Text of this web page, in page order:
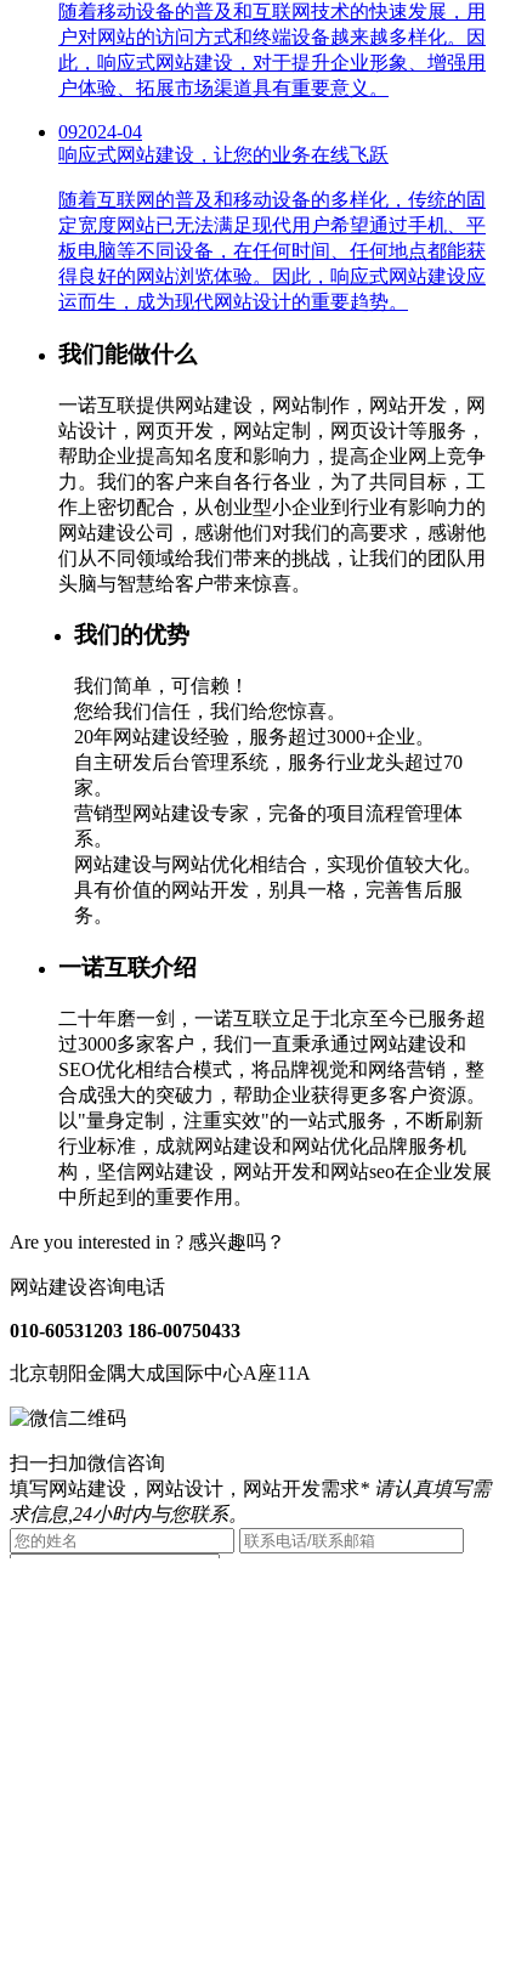
随着移动设备的普及和互联网技术的快速发展，用
户对网站的访问方式和终端设备越来越多样化。因
此，响应式网站建设，对于提升企业形象、增强用
户体验、拓展市场渠道具有重要意义。
092024-04
响应式网站建设，让您的业务在线飞跃
随着互联网的普及和移动设备的多样化，传统的固
定宽度网站已无法满足现代用户希望通过手机、平
板电脑等不同设备，在任何时间、任何地点都能获
得良好的网站浏览体验。因此，响应式网站建设应
运而生，成为现代网站设计的重要趋势。
我们能做什么
一诺互联提供网站建设，网站制作，网站开发，网
站设计，网页开发，网站定制，网页设计等服务，
帮助企业提高知名度和影响力，提高企业网上竞争
力。我们的客户来自各行各业，为了共同目标，工
作上密切配合，从创业型小企业到行业有影响力的
网站建设公司，感谢他们对我们的高要求，感谢他
们从不同领域给我们带来的挑战，让我们的团队用
头脑与智慧给客户带来惊喜。
我们的优势
我们简单，可信赖！
您给我们信任，我们给您惊喜。
20年网站建设经验，服务超过3000+企业。
自主研发后台管理系统，服务行业龙头超过70
家。
营销型网站建设专家，完备的项目流程管理体
系。
网站建设与网站优化相结合，实现价值较大化。
具有价值的网站开发，别具一格，完善售后服
务。
一诺互联介绍
二十年磨一剑，一诺互联立足于北京至今已服务超
过3000多家客户，我们一直秉承通过网站建设和
SEO优化相结合模式，将品牌视觉和网络营销，整
合成强大的突破力，帮助企业获得更多客户资源。
以"量身定制，注重实效"的一站式服务，不断刷新
行业标准，成就网站建设和网站优化品牌服务机
构，坚信网站建设，网站开发和网站seo在企业发展
中所起到的重要作用。
Are you interested in ? 感兴趣吗？
网站建设咨询电话
010-60531203 186-00750433
北京朝阳金隅大成国际中心A座11A
扫一扫加微信咨询
填写网站建设，网站设计，网站开发需求* 请认真填写需
求信息,24小时内与您联系。